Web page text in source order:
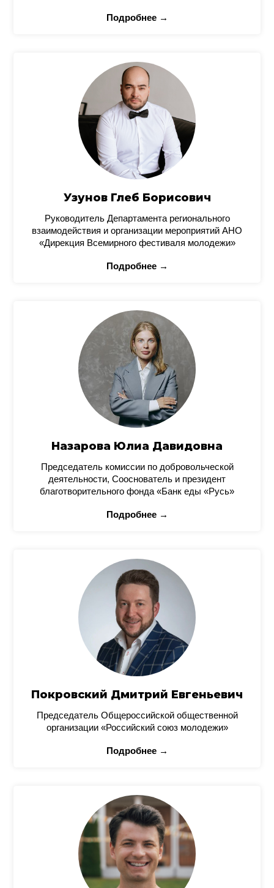
Подробнее →
Узунов Глеб Борисович
Руководитель Департамента регионального
взаимодействия и организации мероприятий АНО
«Дирекция Всемирного фестиваля молодежи»
Подробнее →
Назарова Юлиа Давидовна
Председатель комиссии по добровольческой
деятельности, Сооснователь и президент
благотворительного фонда «Банк еды «Русь»
Подробнее →
Покровский Дмитрий Евгеньевич
Председатель Общероссийской общественной
организации «Российский союз молодежи»
Подробнее →